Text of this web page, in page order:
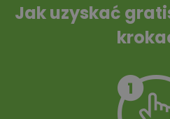
Jak uzyskać